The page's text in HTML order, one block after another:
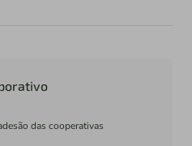
das cooperativas